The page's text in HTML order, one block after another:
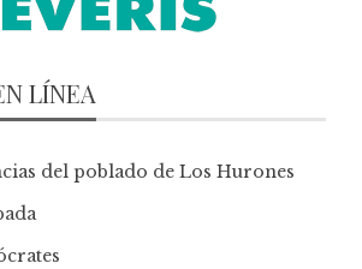
LÍNEA
del poblado de Los Hurones